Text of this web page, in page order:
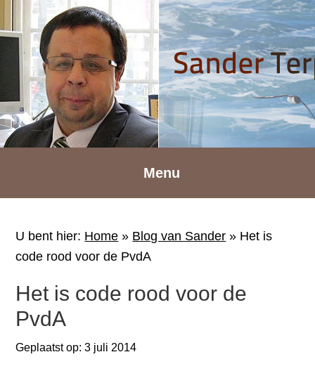
Spring
naar
hoofdnavigatie
naar
hoofd
inhoud
Spring
naar
voettekst
Menu
U bent hier: Home » Blog van Sander » Het is
code rood voor de PvdA
Het is code rood voor de
PvdA
Geplaatst op:3 juli 2014